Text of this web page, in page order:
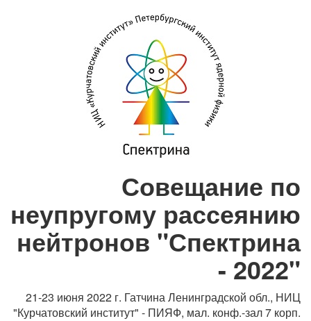
Совещание по
неупругому рассеянию
нейтронов "Спектрина
- 2022"
21-23 июня 2022 г. Гатчина Ленинградской обл., НИЦ
"Курчатовский институт" - ПИЯФ, мал. конф.-зал 7 корп.